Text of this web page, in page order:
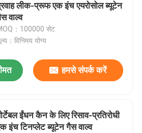
लीक-प्रूफ एक इंच एयरोसोल ब्यूटेन
वाल्व
：100000 सेट
：विनिमय योग्य
हमसे संपर्क करें
ईंधन कैन के लिए रिसाव-प्रतिरोधी
इंच टिनप्लेट ब्यूटेन गैस वाल्व